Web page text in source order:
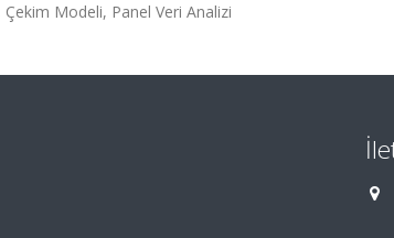
Modeli, Panel Veri Analizi